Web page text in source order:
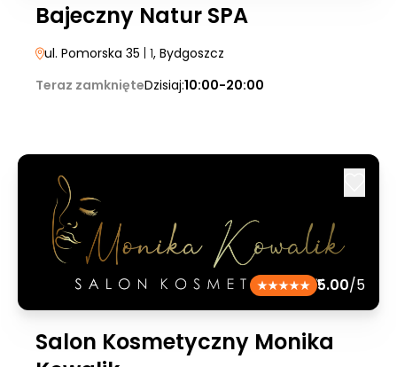
Bajeczny Natur SPA
ul. Pomorska 35 | 1, Bydgoszcz
Teraz zamknięteDzisiaj:10:00-20:00
5.00/5
Salon Kosmetyczny Monika